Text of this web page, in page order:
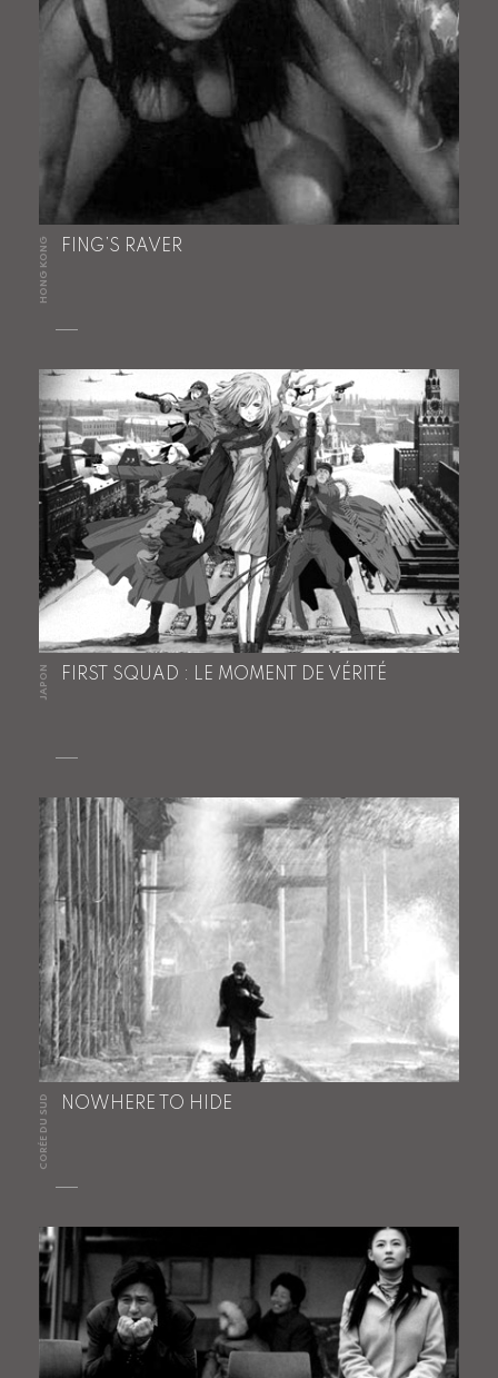
HONG KONG FING’S RAVER
JAPON FIRST SQUAD : LE MOMENT DE VÉRITÉ
CORÉE DU SUD NOWHERE TO HIDE